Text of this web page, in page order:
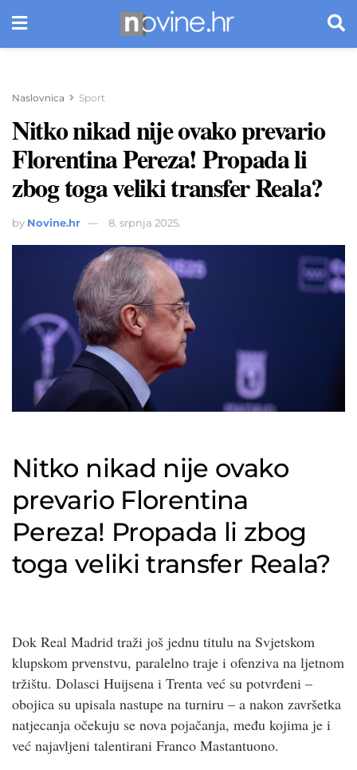
Naslovnica Sport
Nitko nikad nije ovako prevario
Florentina Pereza! Propada li
zbog toga veliki transfer Reala?
by Novine.hr 8. srpnja 2025.
Nitko nikad nije ovako
prevario Florentina
Pereza! Propada li zbog
toga veliki transfer Reala?
Dok Real Madrid traži još jednu titulu na Svjetskom
klupskom prvenstvu, paralelno traje i ofenziva na ljetnom
tržištu. Dolasci Huijsena i Trenta već su potvrđeni –
obojica su upisala nastupe na turniru – a nakon završetka
natjecanja očekuju se nova pojačanja, među kojima je i
već najavljeni talentirani Franco Mastantuono.